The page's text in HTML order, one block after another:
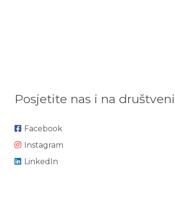
Posjetite nas i na
Facebook
Instagram
LinkedIn